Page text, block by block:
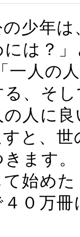
少年は
は？
一人の
、そ
人に
と、世
ます。
始め
０万